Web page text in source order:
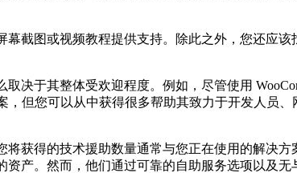
图或视频教程提供支持。除此之外，您还应该
于其整体受欢迎程度。例如，尽管使用
但您可以从中获得很多帮助其致力于开发人员
得的技术援助数量通常与您正在使用的解决方
产。然而，他们通过可靠的自助服务选项以及